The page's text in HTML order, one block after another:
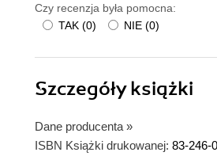
Czy recenzja była pomocna:
TAK (0) NIE (0)
Szczegółyksiążki
Dane producenta »
ISBN Książki drukowanej: 83-246-